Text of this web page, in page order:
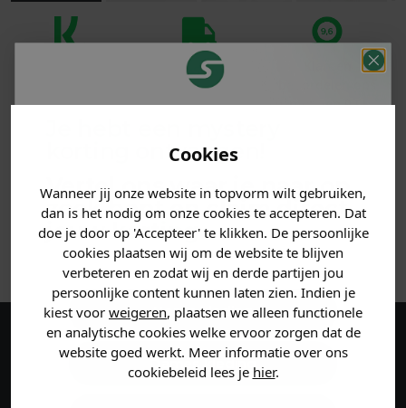
Cookies
Wanneer jij onze website in topvorm wilt gebruiken,
dan is het nodig om onze cookies te accepteren. Dat
doe je door op 'Accepteer' te klikken. De persoonlijke
cookies plaatsen wij om de website te blijven
verbeteren en zodat wij en derde partijen jou
persoonlijke content kunnen laten zien. Indien je
kiest voor weigeren, plaatsen we alleen functionele
en analytische cookies welke ervoor zorgen dat de
website goed werkt. Meer informatie over ons
cookiebeleid lees je hier.
Voor 23:59 besteld
is morgen in huis!*
met een 9,6!
PRODUCTINFORMATIE
MATERIAAL & WASVOORSCHRIFT
ANDERE BESTELDEN OOK
Maak een account aan en ontvang 5%
korting op je eerste bestelling!
korting ontvangen!
Vertel ons waar je naar op
zoek bent en claim direct
jouwkorting.
Heren kleding
Dames kleding